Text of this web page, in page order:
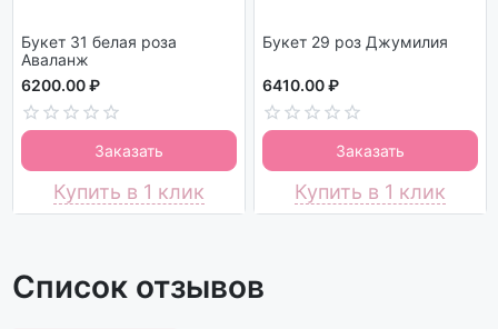
Букет 31 белая роза
Аваланж
6200.00 ₽
Заказать
Купить в 1 клик
Букет 29 роз Джумилия
6410.00 ₽
Заказать
Купить в 1 клик
Список отзывов